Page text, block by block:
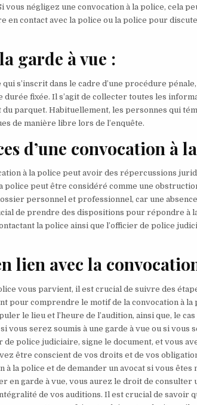
vous négligez une convocation à la police, cela
en contact avec la police ou la police pour
garde à vue :
qui s’inscrit dans le cadre d’une procédure
fixée. Il s’agit de collecter toutes les
du parquet. Habituellement, les personnes qui
de manière libre lors de l’enquête.
d’une convocation à
à la police peut avoir des répercussions
police peut être considéré comme une
personnel et professionnel, car une
de prendre des dispositions pour répondre à
la police ainsi que l’officier de police
lien avec la
vous parvient, il est crucial de suivre des
pour comprendre le motif de la convocation à
le lieu et l’heure de l’audition, ainsi que, le
vous serez soumis à une garde à vue ou si
de police judiciaire, signe le document, et vous
être conscient de vos droits et de vos
la police et de demander un avocat si vous êtes
en garde à vue, vous aurez le droit de
de vos auditions. Il est crucial de savoir